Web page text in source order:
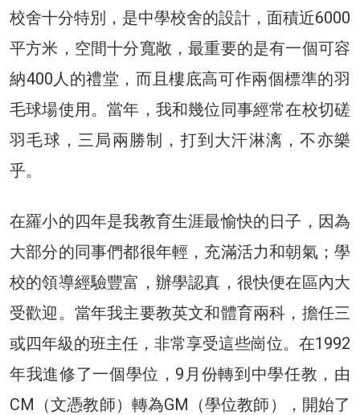
校舍十分特別，是中學校舍的設計，面積近6000
平方米，空間十分寬敞，最重要的是有一個可容
納400人的禮堂，而且樓底高可作兩個標準的羽
毛球場使用。當年，我和幾位同事經常在校切磋
羽毛球，三局兩勝制，打到大汗淋漓，不亦樂
乎。
在羅小的四年是我教育生涯最愉快的日子，因為
大部分的同事們都很年輕，充滿活力和朝氣；學
校的領導經驗豐富，辦學認真，很快便在區內大
受歡迎。當年我主要教英文和體育兩科，擔任三
或四年級的班主任，非常享受這些崗位。在1992
年我進修了一個學位，9月份轉到中學任教，由
CM（文憑教師）轉為GM（學位教師），開始了